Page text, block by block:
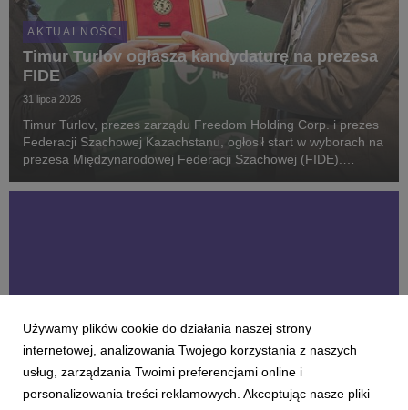
AKTUALNOŚCI
Timur Turlov ogłasza kandydaturę na prezesa
FIDE
31 lipca 2026
Timur Turlov, prezes zarządu Freedom Holding Corp. i prezes
Federacji Szachowej Kazachstanu, ogłosił start w wyborach na
prezesa Międzynarodowej Federacji Szachowej (FIDE).
Samarkandzie, podczas Zgromadzenia Ogólnego o...
AKTUALNOŚCI
Używamy plików cookie do działania naszej strony
internetowej, analizowania Twojego korzystania z naszych
usług, zarządzania Twoimi preferencjami online i
personalizowania treści reklamowych. Akceptując nasze pliki